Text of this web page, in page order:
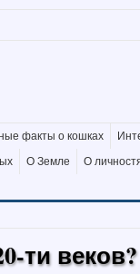
факты о кошках
О Земле О
ти веков?